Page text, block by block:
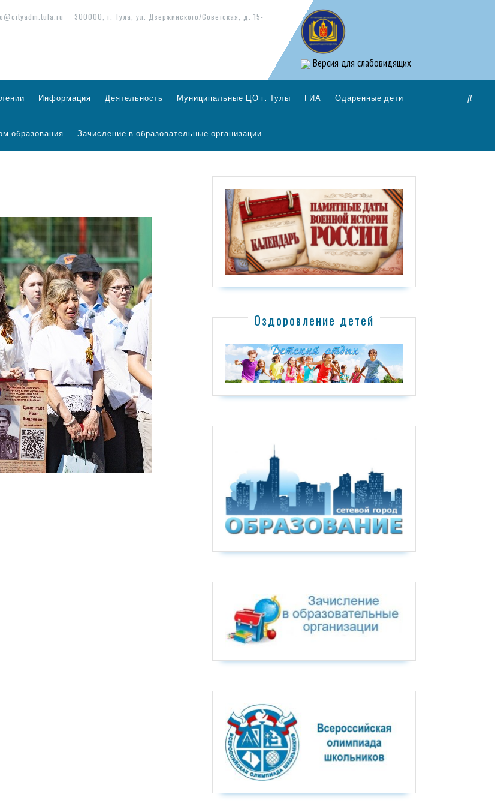
300000, г. Тула, ул. Дзержинского/Советская, д. 15-
Версия для слабовидящих
Информация Деятельность Муниципальные ЦО г. Тулы ГИА Одаренные дети
образования Зачисление в образовательные организации
Оздоровление детей